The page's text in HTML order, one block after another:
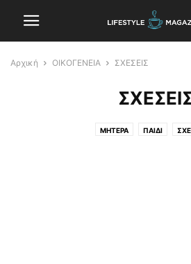
Αρχική ΟΙΚΟΓΕΝΕΙΑ ΣΧΕΣΕΙΣ
ΜΗΤΕΡΑ ΠΑΙΔΙ